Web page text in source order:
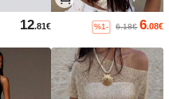
6.08€
6.18€
%1-
12.81€